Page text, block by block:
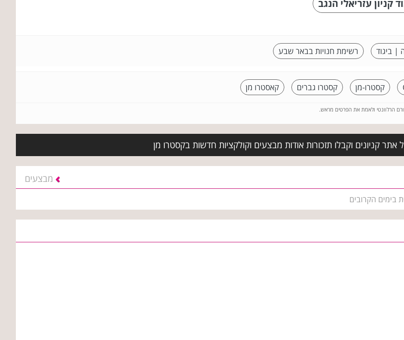
קניון עזריאלי הנגב
| ביגוד רשימת חנויות בבאר שבע
קסטרו-מן קסטרו גברים קאסטרו מן
הרלוונטי ולאמת את הפרטים מראש.
קניונים וקבלו תזכורות אודות מבצעים וקולקציות חדשות בקסטרו מן
מבצעים
בימים הקרובים